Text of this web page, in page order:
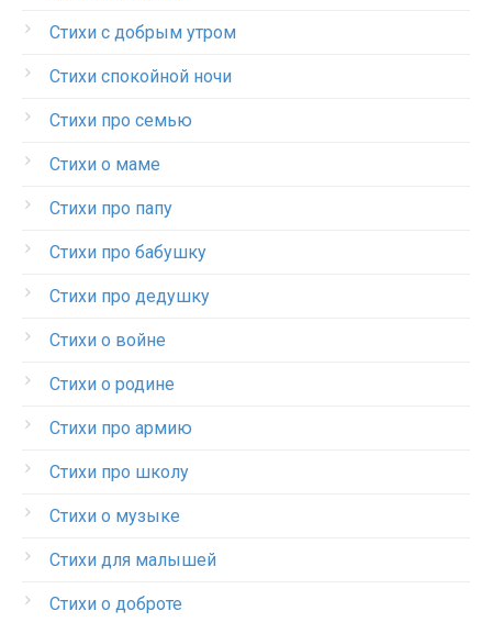
Стихи с добрым утром
Стихи спокойной ночи
Стихи про семью
Стихи о маме
Стихи про папу
Стихи про бабушку
Стихи про дедушку
Стихи о войне
Стихи о родине
Стихи про армию
Стихи про школу
Стихи о музыке
Стихи для малышей
Стихи о доброте